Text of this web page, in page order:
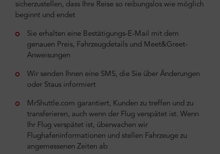
sicherzustellen, dass Ihre Reise so reibungslos wie möglich
beginnt und endet
Sie erhalten eine Bestätigungs-E-Mail mit dem
genauen Preis, Fahrzeugdetails und Meet&Greet-
Anweisungen
Wir senden Ihnen eine SMS, die Sie über Änderungen
oder Staus informiert
MrShuttle.com garantiert, Kunden zu treffen und zu
transferieren, auch wenn der Flug verspätet ist. Wenn
Ihr Flug verspätet ist, überwachen wir
Flughafeninformationen und stellen Fahrzeuge zu
angemessenen Zeiten ab